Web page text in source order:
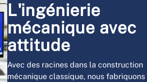
L'ingénierie
mécanique avec
attitude
Avec des racines dans la construction
mécanique classique, nous fabriquons